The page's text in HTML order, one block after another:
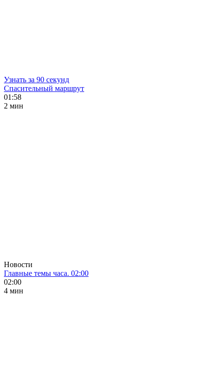
Узнать за 90 секунд
Спасительный маршрут
01:58
2 мин
Новости
Главные темы часа. 02:00
02:00
4 мин